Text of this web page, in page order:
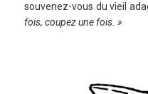
souvenez-vous du vieil
fois, coupez une fois. »